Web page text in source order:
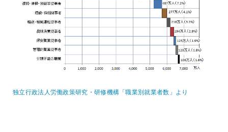
独立行政法人労働政策研究・研修機構「職業別就業者数」より